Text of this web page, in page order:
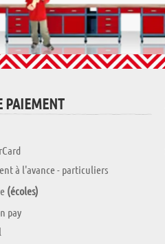
PAIEMENT
à l'avance - particuliers
(écoles)
pay